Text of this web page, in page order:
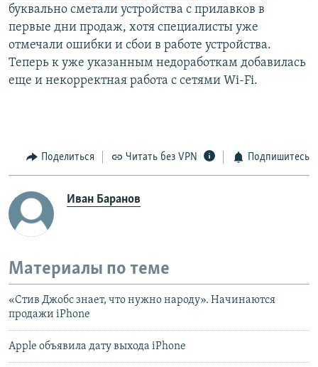
буквально сметали устройства c прилавков в
первые дни продаж, хотя специалисты уже
отмечали ошибки и сбои в работе устройства.
Теперь к уже указанным недоработкам добавилась
еще и некорректная работа с сетями Wi-Fi.
Поделиться Читать без VPN Подпишитесь
Иван Баранов
Материалы по теме
«Стив Джобс знает, что нужно народу». Начинаются
продажи iPhone
Apple объявила дату выхода iPhone